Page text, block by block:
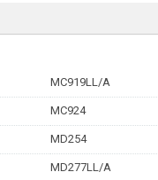
MC919LL/A
MC924
MD254
MD277LL/A